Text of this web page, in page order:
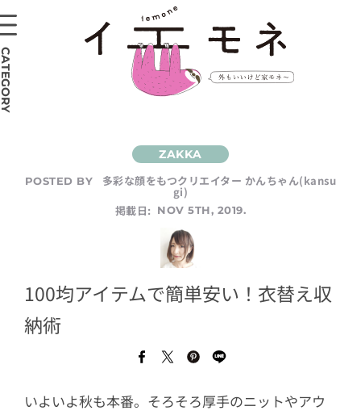
POSTED BY 多彩な顔をもつクリエイター かんちゃん(kansu
gi)
掲載日:
NOV 5TH, 2019.
100均アイテムで簡単安い！衣替え収
納術
いよいよ秋も本番。そろそろ厚手のニットやアウ